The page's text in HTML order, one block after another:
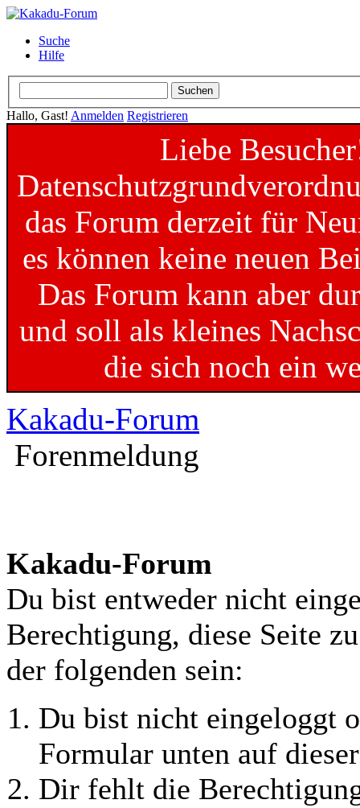
Suche
Hilfe
Hallo, Gast! Anmelden Registrieren
Liebe
das Forum derzeit für
es können keine neuen
Das Forum kann aber
und soll als kleines
die sich noch ein
Kakadu-Forum
Forenmeldung
Kakadu-Forum
Du bist entweder nicht
Berechtigung, diese Seite
der folgenden sein:
Du bist nicht eingeloggt
Formular unten auf
Dir fehlt die